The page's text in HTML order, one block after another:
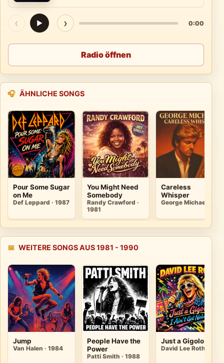
‹ ▶ › 0:00
Radio öffnen
🎧 ÄHNLICHE SONGS
Pour Some Sugar
on Me
Def Leppard · 1987
You Might Need
Somebody
Randy Crawford ·
1981
Careless
Whisper
George Michael
📅 WEITERE SONGS AUS 1981 - 1990
Jump
Van Halen · 1984
People Have the
Power
Patti Smith · 1988
Just a Gigolo
David Lee Roth